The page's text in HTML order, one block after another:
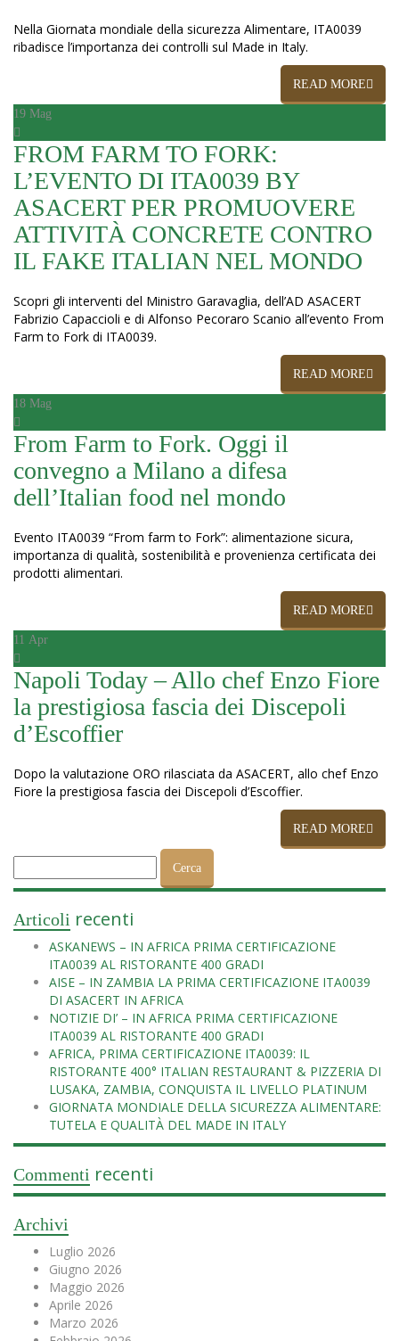
Nella Giornata mondiale della sicurezza Alimentare, ITA0039
ribadisce l’importanza dei controlli sul Made in Italy.
READ MORE
19 Mag
FROM FARM TO FORK:
L’EVENTO DI ITA0039 BY
ASACERT PER PROMUOVERE
ATTIVITÀ CONCRETE CONTRO
IL FAKE ITALIAN NEL MONDO
Scopri gli interventi del Ministro Garavaglia, dell’AD ASACERT
Fabrizio Capaccioli e di Alfonso Pecoraro Scanio all’evento From
Farm to Fork di ITA0039.
READ MORE
18 Mag
From Farm to Fork. Oggi il
convegno a Milano a difesa
dell’Italian food nel mondo
Evento ITA0039 “From farm to Fork”: alimentazione sicura,
importanza di qualità, sostenibilità e provenienza certificata dei
prodotti alimentari.
READ MORE
11 Apr
Napoli Today – Allo chef Enzo Fiore
la prestigiosa fascia dei Discepoli
d’Escoffier
Dopo la valutazione ORO rilasciata da ASACERT, allo chef Enzo
Fiore la prestigiosa fascia dei Discepoli d’Escoffier.
READ MORE
Ricerca
per:
Articoli recenti
ASKANEWS – IN AFRICA PRIMA CERTIFICAZIONE
ITA0039 AL RISTORANTE 400 GRADI
AISE – IN ZAMBIA LA PRIMA CERTIFICAZIONE ITA0039
DI ASACERT IN AFRICA
NOTIZIE DI’ – IN AFRICA PRIMA CERTIFICAZIONE
ITA0039 AL RISTORANTE 400 GRADI
AFRICA, PRIMA CERTIFICAZIONE ITA0039: IL
RISTORANTE 400° ITALIAN RESTAURANT & PIZZERIA DI
LUSAKA, ZAMBIA, CONQUISTA IL LIVELLO PLATINUM
GIORNATA MONDIALE DELLA SICUREZZA ALIMENTARE:
TUTELA E QUALITÀ DEL MADE IN ITALY
Commenti recenti
Archivi
Luglio 2026
Giugno 2026
Maggio 2026
Aprile 2026
Marzo 2026